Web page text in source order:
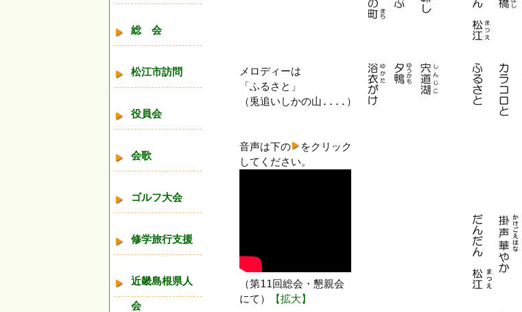
総 会
松江市訪問
役員会
会歌
ゴルフ大会
修学旅行支援
近畿島根県人
会
メロディーは
「ふるさと」
（兎追いしかの山....）
音声は下の
をクリック
してください。
（第11回総会・懇親会
にて）
【拡大】